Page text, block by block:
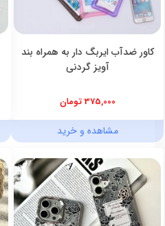
کاور ضدآب ایربگ دار به همراه بند
آویز گردنی
375,000 تومان
مشاهده و خرید